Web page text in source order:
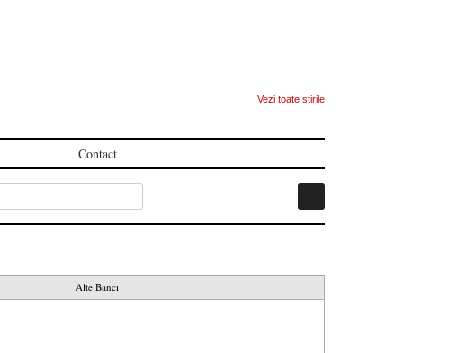
Vezi toate stirile
Contact
Alte Banci